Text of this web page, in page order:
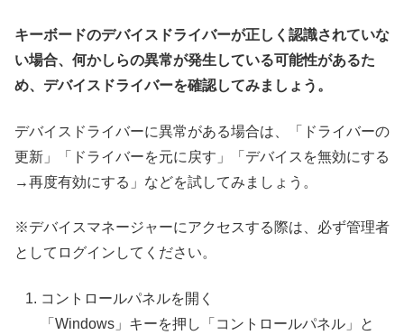
キーボードのデバイスドライバーが正しく認識されていな
い場合、何かしらの異常が発生している可能性があるた
め、デバイスドライバーを確認してみましょう。
デバイスドライバーに異常がある場合は、「ドライバーの
更新」「ドライバーを元に戻す」「デバイスを無効にする
→再度有効にする」などを試してみましょう。
※デバイスマネージャーにアクセスする際は、必ず管理者
としてログインしてください。
コントロールパネルを開く
「Windows」キーを押し「コントロールパネル」と